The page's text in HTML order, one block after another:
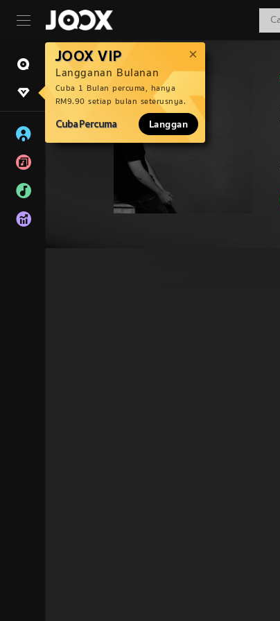
JOOX VIP
Langganan Bulanan
Cuba 1 Bulan percuma, hanya
RM9.90 setiap bulan seterusnya.
Cuba Percuma Langgan